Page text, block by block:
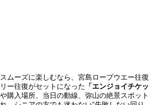
ムーズに楽しむなら、宮島ロープウエー往復
ー往復がセットになった 「エンジョイチケッ
購入場所、当日の動線、弥山の絶景スポット